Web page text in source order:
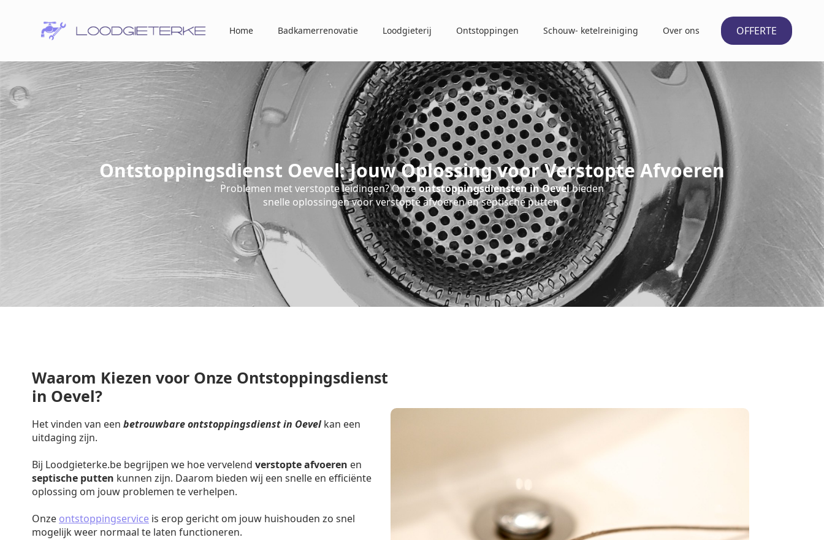
Home Badkamerrenovatie Loodgieterij Ontstoppingen Schouw- ketelreiniging Over ons OFFERTE
Ontstoppingsdienst Oevel: Jouw Oplossing voor Verstopte Afvoeren
Problemen met verstopte leidingen? Onze ontstoppingsdiensten in Oevelbieden
snelle oplossingen voor verstopte afvoeren en septische putten.
Waarom Kiezen voor Onze Ontstoppingsdienst
in Oevel?
Het vinden van een betrouwbare ontstoppingsdienst in Oevel kan een
uitdaging zijn.
Bij Loodgieterke.be begrijpen we hoe vervelend verstopte afvoeren en
septische putten kunnen zijn. Daarom bieden wij een snelle en efficiënte
oplossing om jouw problemen te verhelpen.
Onze ontstoppingservice is erop gericht om jouw huishouden zo snel
mogelijk weer normaal te laten functioneren.